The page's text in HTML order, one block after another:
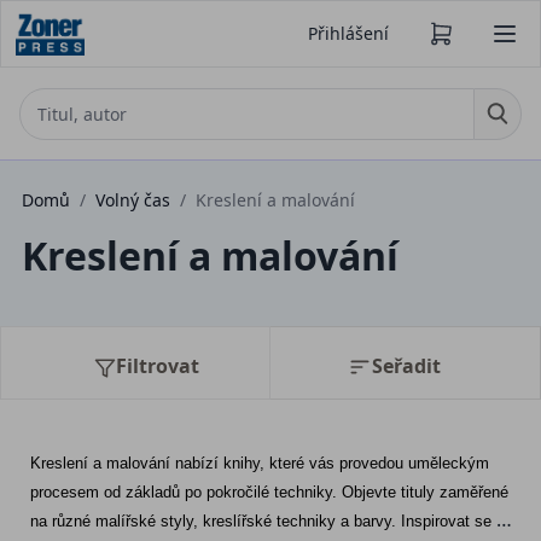
Přihlášení
Domů / Volný čas / Kreslení a malování
Kreslení a malování
Filtrovat Seřadit
Kreslení a malování nabízí knihy, které vás provedou uměleckým
procesem od základů po pokročilé techniky. Objevte tituly zaměřené
na různé malířské styly, kreslířské techniky a barvy. Inspirovat se